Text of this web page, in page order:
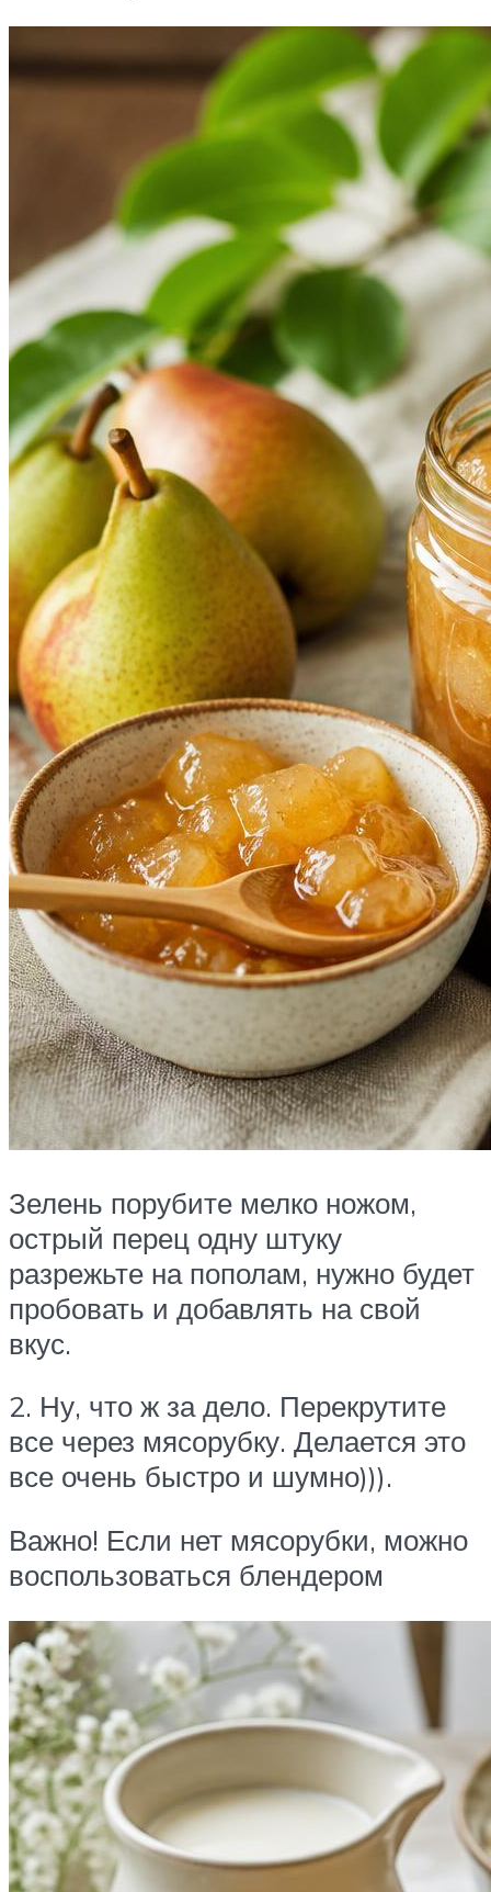
Зелень порубите мелко ножом,
острый перец одну штуку
разрежьте на пополам, нужно будет
пробовать и добавлять на свой
вкус.
2. Ну, что ж за дело. Перекрутите
все через мясорубку. Делается это
все очень быстро и шумно))).
Важно! Если нет мясорубки, можно
воспользоваться блендером